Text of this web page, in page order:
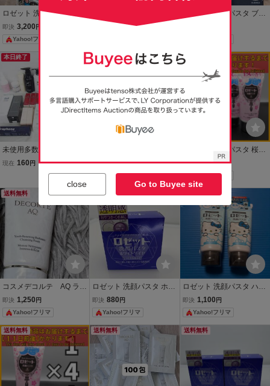
ロゼット 洗顔パスタ アク
ネクリア 120g 5本セット
薬用洗顔フォーム
即決 3,200 円
Yahoo!フリマ
80g♪メイク前マスク 28枚
550 円
ロゼット 洗顔パスタ ブラ
本日終了
未使用多数 コスメ ヘアケ
ア まとめ 32点セット 美
容液 アイクリーム パック
化粧水 クレンジング 洗顔
染毛料 シャンプー トリー
トメント
現在 160 円
送料無料
ネクリア ハローキティ
即決 1,200円
Yahoo!フリマ
送料無料
ロゼット 洗顔パスタ 桜の
香り 120g×4本
即決 1,900円
Yahoo!フリマ
送料無料
コスメデコルテ AQ ラデ
ィアンス エアリークリー
ムウォッシュ 洗顔 30g
即決 1,250 円
Yahoo!フリマ
送料無料
ロゼット 洗顔パスタ ホワ
イトダイヤ 90g 洗顔料
即決 880 円
Yahoo!フリマ
ロゼット 洗顔パスタ ハロ
ーキティ 80g×2個
即決 1,100 円
Yahoo!フリマ
送料無料 送料無料 送料無料
close Go to Buyee site